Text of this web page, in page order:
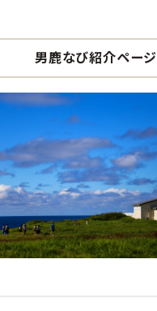
男鹿なび紹介ページ